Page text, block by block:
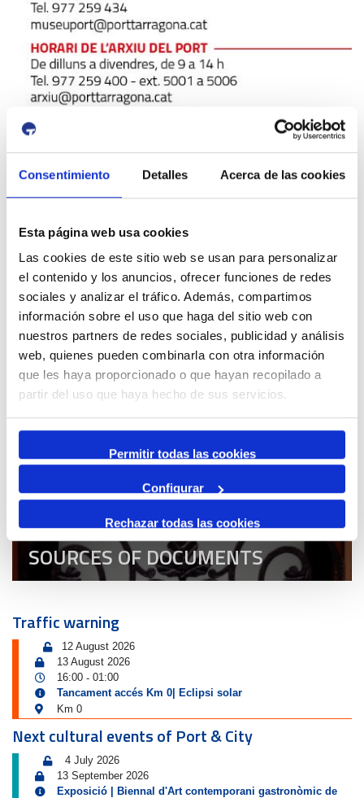
Consentimiento Detalles Acerca de las cookies
Esta página web usa cookies
Las cookies de este sitio web se usan para personalizar
el contenido y los anuncios, ofrecer funciones de redes
sociales y analizar el tráfico. Además, compartimos
información sobre el uso que haga del sitio web con
nuestros partners de redes sociales, publicidad y análisis
web, quienes pueden combinarla con otra información
que les haya proporcionado o que hayan recopilado a
partir del uso que haya hecho de sus servicios.
Permitir todas las cookies
Configurar
Rechazar todas las cookies
id:3967
Previous Event
Next Event
Port & City
SOURCES OF DOCUMENTS
Traffic warning
12 August 2026
13 August 2026
16:00 - 01:00
Tancament accés Km 0| Eclipsi solar
Km 0
Next cultural events of Port & City
4 July 2026
13 September 2026
Exposició | Biennal d'Art contemporani gastronòmic de